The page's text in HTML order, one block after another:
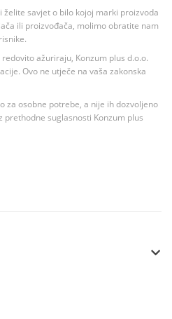
savjet o bilo kojoj marki proizvoda
ili proizvođača, molimo obratite nam
ažuriraju, Konzum plus d.o.o.
Ovo ne utječe na vaša zakonska
za osobne potrebe, a nije ih dozvoljeno
suglasnosti Konzum plus